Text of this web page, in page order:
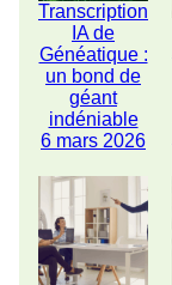
Transcription
IA de
Généatique :
un bond de
géant
indéniable
6 mars 2026